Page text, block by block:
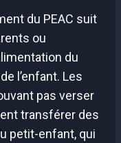
du PEAC suit
ou
du
l’enfant. Les
pas verser
transférer des
petit-enfant, qui